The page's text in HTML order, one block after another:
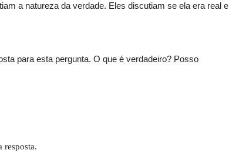
a natureza da verdade. Eles discutiam se ela era real e
para esta pergunta. O que é verdadeiro? Posso
resposta.